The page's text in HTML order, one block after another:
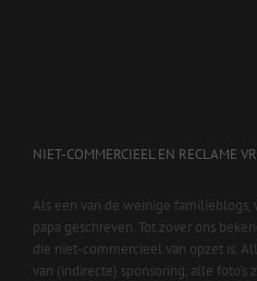
NIET-COMMERCIEEL EN RECLAME
Als een van de weinige familieblogs,
papa geschreven. Tot zover ons
die niet-commercieel van opzet is.
van (indirecte) sponsoring, alle